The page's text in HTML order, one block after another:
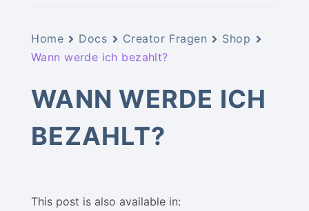
Home Docs Creator Fragen
Shop
Wann werde ich bezahlt?
WANN WERDE ICH
BEZAHLT?
This post is also available in: